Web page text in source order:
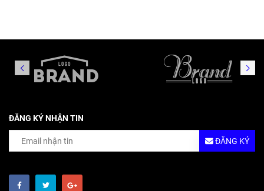
ĐĂNG KÝ NHẬN TIN
ĐĂNG KÝ